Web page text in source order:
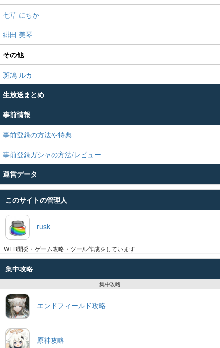
七草 にちか
緋田 美琴
その他
斑鳩 ルカ
生放送まとめ
事前情報
事前登録の方法や特典
事前登録ガシャの方法/レビュー
運営データ
このサイトの管理人
rusk
開発・ゲーム攻略・ツール作成をしています
集中攻略
集中攻略
エンドフィールド攻略
原神攻略